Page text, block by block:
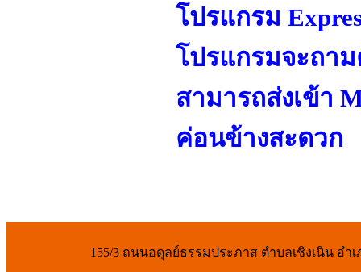
โปรแกรม
โปรแกรมจะถา
สามารถส่งเข้า
ค่อนข้างสะดวก
155/3 ถนนอดุลย์ธรรมประภาส ตำบลเชิงเนิน อำเ